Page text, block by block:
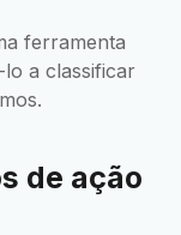
ferramenta
lo a classificar
de ação